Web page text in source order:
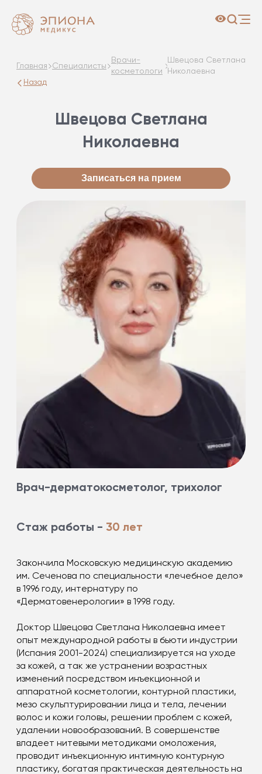
Главная Специалисты
Врачи-
косметологи
Швецова Светлана
Николаевна
Назад
Швецова Светлана
Николаевна
Записаться на прием
Врач-дерматокосметолог, трихолог
Стаж работы - 30 лет
Закончила Московскую медицинскую академию
им. Сеченова по специальности «лечебное дело»
в 1996 году, интернатуру по
«Дерматовенерологии» в 1998 году.
Доктор Швецова Светлана Николаевна имеет
опыт международной работы в бьюти индустрии
(Испания 2001-2024) специализируется на уходе
за кожей, а так же устранении возрастных
изменений посредством инъекционной и
аппаратной косметологии, контурной пластики,
мезо скульптурировании лица и тела, лечении
волос и кожи головы, решении проблем с кожей,
удалении новообразований. В совершенстве
владеет нитевыми методиками омоложения,
проводит инъекционную интимную контурную
пластику, богатая практическая деятельность на